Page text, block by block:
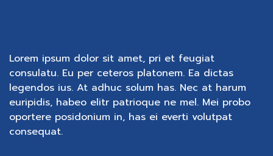
Lorem ipsum dolor sit amet, pri et feugiat
consulatu. Eu per ceteros platonem. Ea dictas
legendos ius. At adhuc solum has. Nec at harum
euripidis, habeo elitr patrioque ne mel. Mei probo
oportere posidonium in, has ei everti volutpat
consequat.